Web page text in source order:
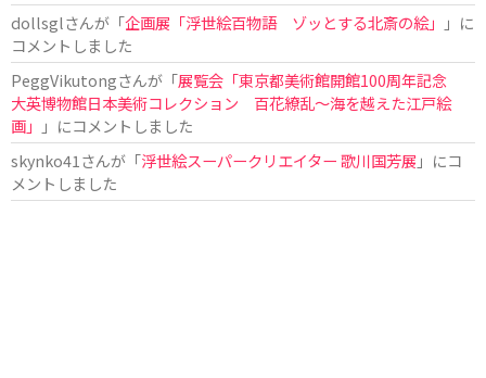
dollsglさんが「企画展「浮世絵百物語 ゾッとする北斎の絵」
」に
コメントしました
PeggVikutongさんが「展覧会「東京都美術館開館100周年記念
大英博物館日本美術コレクション 百花繚乱〜海を越えた江戸絵
画」
」にコメントしました
skynko41 さんが「浮世絵スーパークリエイター 歌川国芳展 」にコ
メントしました